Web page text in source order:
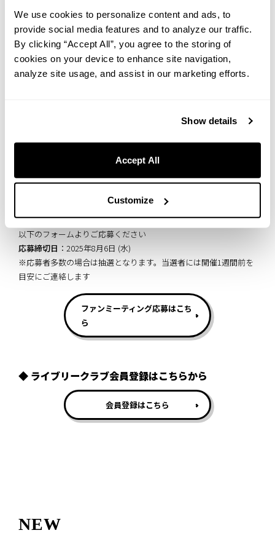
We use cookies to personalize content and ads, to
provide social media features and to analyze our traffic.
By clicking “Accept All”, you agree to the storing of
cookies on your device to enhance site navigation,
analyze site usage, and assist in our marketing efforts.
Show details
Accept All
Customize
→第 2 回目のExplorer LIVELY Meetupの様子はこちら
そして、いよいよ今回は〈未来編〉。
ファンの皆さまとともに、これからのLIVELY HOTELSを描く時間で
今後の会員サービスや宿泊体験づくりに活かしていきたいと考え
ています。
LIVELY HOTELSの未来を一緒に考える仲間として、ぜひご参加いた
だけたら嬉しいです。
以下のフォームよりご応募ください
応募締切日 ：2025年8月6日 (水)
※応募者多数の場合は抽選となります。当選者には開催1週間前を
目安にご連絡します
ファンミーティング応募はこち
ら
◆ ライブリークラブ会員登録はこちらから
会員登録はこちら
NEW